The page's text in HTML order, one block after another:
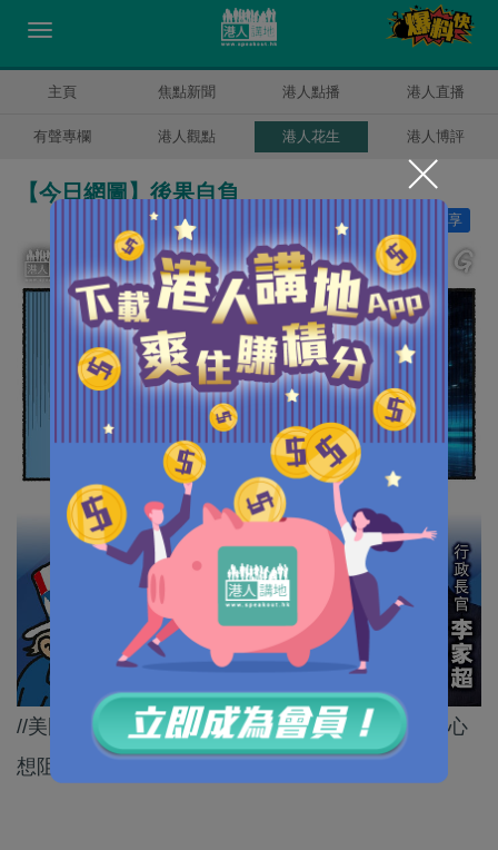
主頁 焦點新聞 港人點播 港人直播
有聲專欄 港人觀點 港人花生 港人博評
【今日網圖】後果自負
分享
讚好
//美國口口聲聲話保護國家安全，事實上就只係存心
想阻止中國發展。//